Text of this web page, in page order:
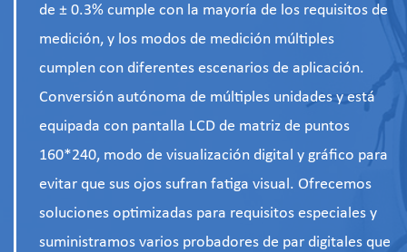
de ± 0.3% cumple con la mayoría de los requisitos de
medición, y los modos de medición múltiples
cumplen con diferentes escenarios de aplicación.
Conversión autónoma de múltiples unidades y está
equipada con pantalla LCD de matriz de puntos
160*240, modo de visualización digital y gráfico para
evitar que sus ojos sufran fatiga visual. Ofrecemos
soluciones optimizadas para requisitos especiales y
suministramos varios probadores de par digitales que